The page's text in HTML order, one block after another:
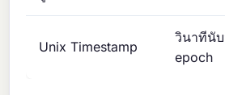
Unix Timestamp
วินาทีนั
epoch